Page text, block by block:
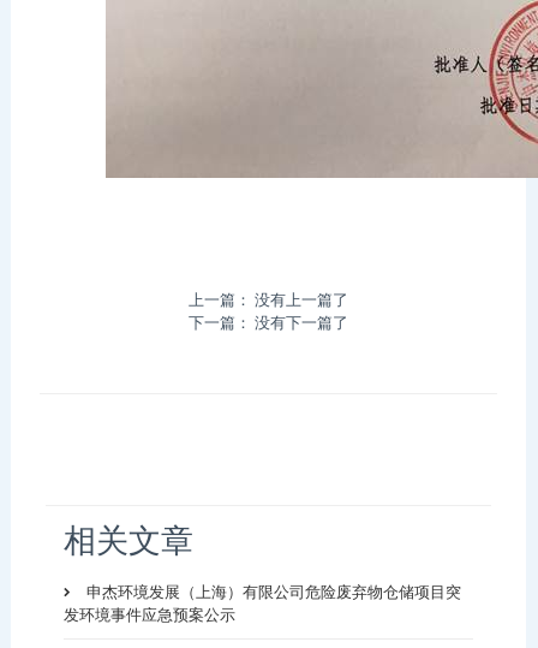
上一篇： 没有上一篇了
下一篇： 没有下一篇了
相关文章
申杰环境发展（上海）有限公司危险废弃物仓储项目突
发环境事件应急预案公示